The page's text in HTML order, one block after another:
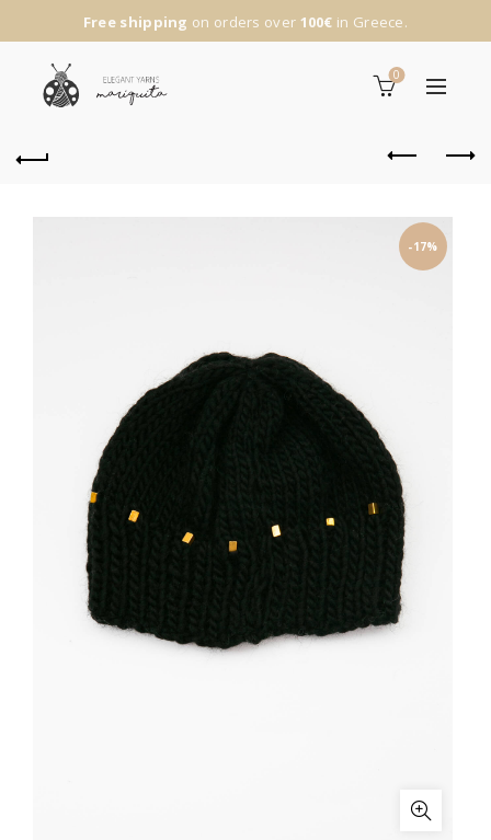
Free shipping on orders over 100€ in Greece.
0
-17%